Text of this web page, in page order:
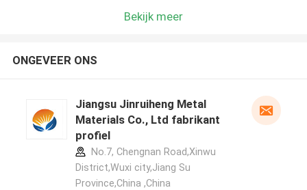
Bekijk meer
ONGEVEER ONS
Jiangsu Jinruiheng Metal
Materials Co., Ltd fabrikant
profiel
No.7, Chengnan Road,Xinwu
District,Wuxi city,Jiang Su
Province,China ,China